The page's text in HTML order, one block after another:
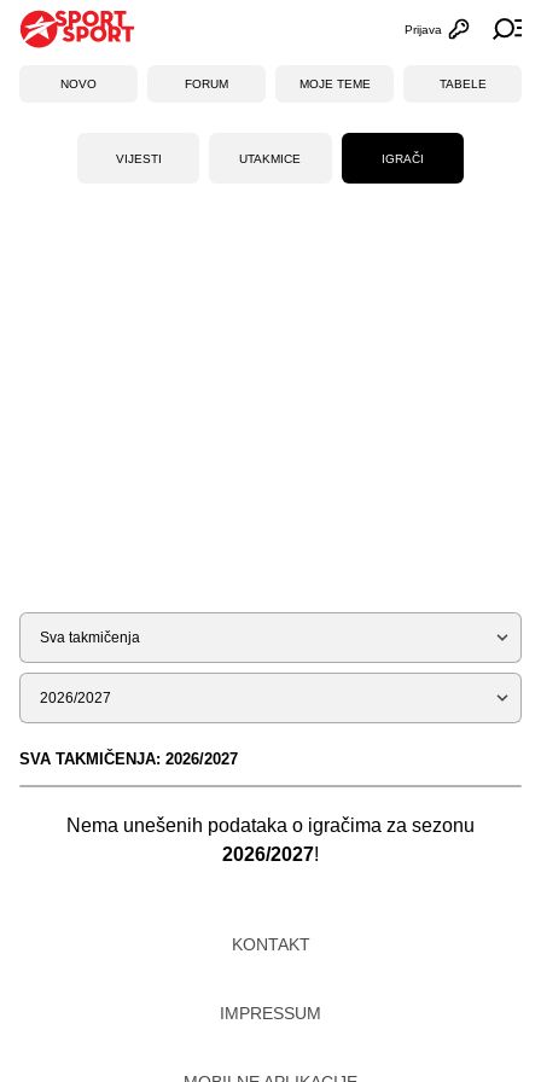
Otvori
Prijava
NOVO FORUM MOJE TEME TABELE
VIJESTI UTAKMICE IGRAČI
Tip
Sezona
SVA TAKMIČENJA: 2026/2027
Nema unešenih podataka o igračima za sezonu
2026/2027!
KONTAKT
IMPRESSUM